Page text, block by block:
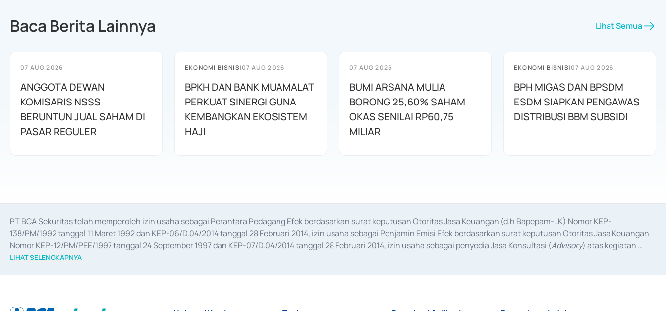
Baca Berita Lainnya Lihat Semua
07 AUG 2026
ANGGOTA DEWAN
KOMISARIS NSSS
BERUNTUN JUAL SAHAM DI
PASAR REGULER
EKONOMI BISNIS|07 AUG 2026
BPKH DAN BANK MUAMALAT
PERKUAT SINERGI GUNA
KEMBANGKAN EKOSISTEM
HAJI
07 AUG 2026
BUMI ARSANA MULIA
BORONG 25,60% SAHAM
OKAS SENILAI RP60,75
MILIAR
EKONOMI BISNIS|07 AUG 2026
BPH MIGAS DAN BPSDM
ESDM SIAPKAN PENGAWAS
DISTRIBUSI BBM SUBSIDI
PT BCA Sekuritas telah memperoleh izin usaha sebagai Perantara Pedagang Efek berdasarkan surat keputusan Otoritas Jasa Keuangan (d.h Bapepam-LK) Nomor KEP-
138/PM/1992 tanggal 11 Maret 1992 dan KEP-06/D.04/2014 tanggal 28 Februari 2014, izin usaha sebagai Penjamin Emisi Efek berdasarkan surat keputusan Otoritas Jasa Keuangan
Nomor KEP-12/PM/PEE/1997 tanggal 24 September 1997 dan KEP-07/D.04/2014 tanggal 28 Februari 2014, izin usaha sebagai penyedia Jasa Konsultasi (Advisory) atas kegiatan
merger, akuisisi, divestasi, dan
LIHAT SELENGKAPNYA